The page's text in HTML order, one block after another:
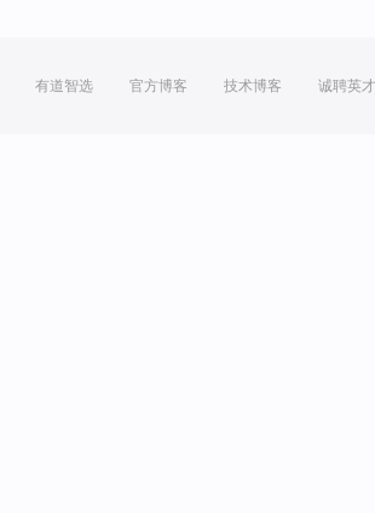
有道智选 官方博客 技术博客 诚聘英才